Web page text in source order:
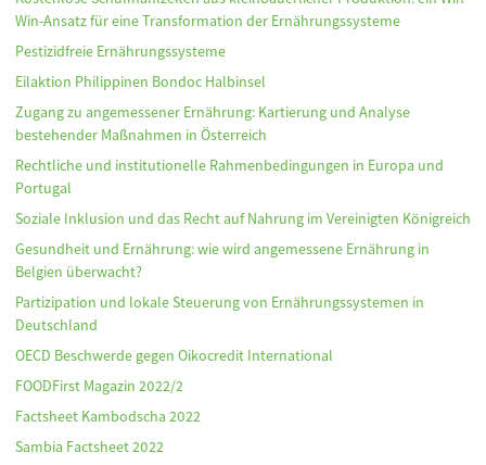
Win-Ansatz für eine Transformation der Ernährungssysteme
Pestizidfreie Ernährungssysteme
Eilaktion Philippinen Bondoc Halbinsel
Zugang zu angemessener Ernährung: Kartierung und Analyse
bestehender Maßnahmen in Österreich
Rechtliche und institutionelle Rahmenbedingungen in Europa und
Portugal
Soziale Inklusion und das Recht auf Nahrung im Vereinigten Königreich
Gesundheit und Ernährung: wie wird angemessene Ernährung in
Belgien überwacht?
Partizipation und lokale Steuerung von Ernährungssystemen in
Deutschland
OECD Beschwerde gegen Oikocredit International
FOODFirst Magazin 2022/2
Factsheet Kambodscha 2022
Sambia Factsheet 2022